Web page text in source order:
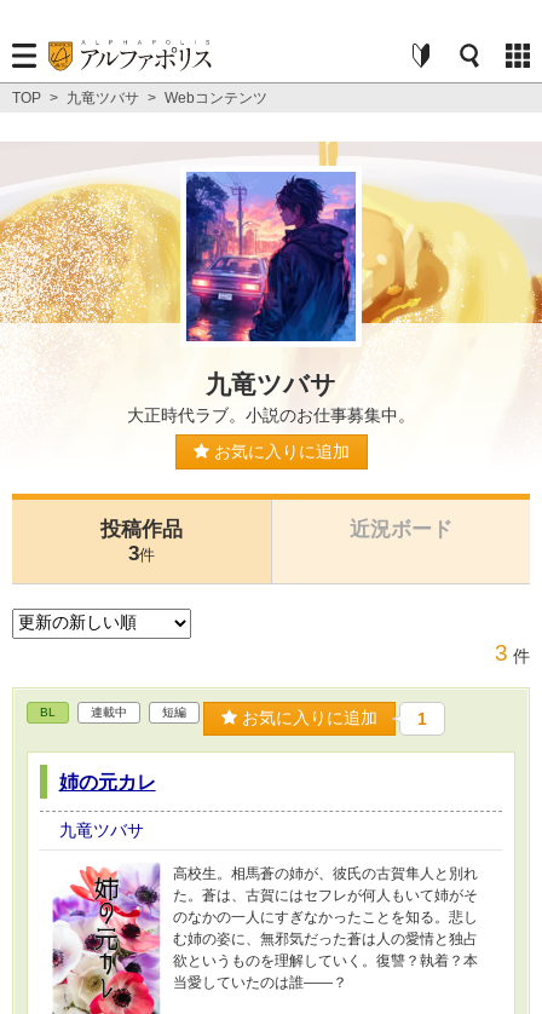
TOP > 九竜ツバサ > Webコンテンツ
九竜ツバサ
大正時代ラブ。小説のお仕事募集中。
お気に入りに追加
投稿作品
3件
近況ボード
3 件
BL 連載中 短編 お気に入りに追加 1
姉の元カレ
九竜ツバサ
高校生。相馬蒼の姉が、彼氏の古賀隼人と別れ
た。蒼は、古賀にはセフレが何人もいて姉がそ
のなかの一人にすぎなかったことを知る。悲し
む姉の姿に、無邪気だった蒼は人の愛情と独占
欲というものを理解していく。復讐？執着？本
当愛していたのは誰――？